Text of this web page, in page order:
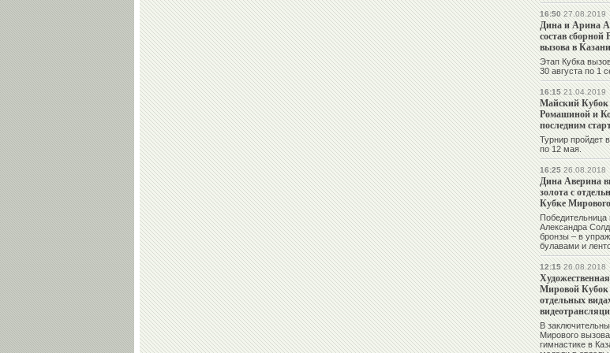
16:5027.08.2019
Дина и Арина
состав сборной
вызова в Казани
Этап Кубка
30 августа по 1
16:1521.04.2019
Майский Кубок
Ромашиной и
последним
Турнир пройдет
по 12 мая.
16:2526.08.2018
Дина Аверина
золота с
Кубке
Победительница
Александра
бронзы – в
булавами и
12:1526.08.2018
Мировой
отдельных
В
Мирового
гимнастике в